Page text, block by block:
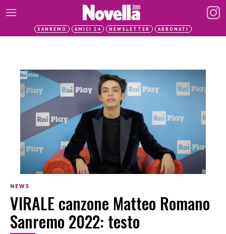
SANREMO AMICI 24 NEWSLETTER ABBONATI
NEWS
VIRALE canzone Matteo Romano
Sanremo 2022: testo